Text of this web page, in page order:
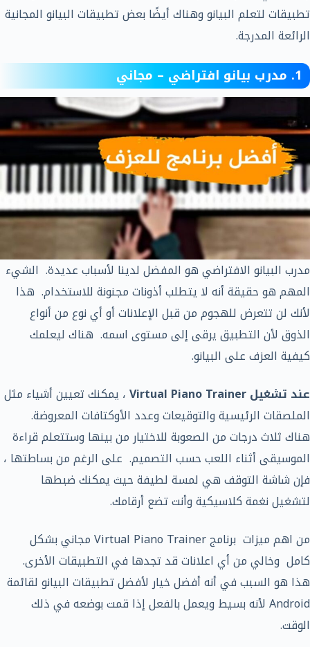
تطبيقات لتعلم البيانو وهناك أيضًا بعض تطبيقات البيانو المجانية
الرائعة المدرجة.
1. مدرب بيانو افتراضي – مجاني
مدرب البيانو الافتراضي هو المفضل لدينا لأسباب عديدة. الشيء
المهم هو حقيقة أنه لا يتطلب أذونات مجنونة للاستخدام. هذا
لأنك لن تتعرض للهجوم من قبل الإعلانات أو أي نوع من أنواع
الذوق لأن التطبيق يرقى إلى مستوى اسمه. هناك ليعلمك
كيفية العزف على البيانو.
عند تشغيل Virtual Piano Trainer
، يمكنك تعيين أشياء مثل
الملصقات الرئيسية والتوقيعات وعدد الأوكتافات المعروضة.
هناك ثلاث درجات من الصعوبة للاختيار من بينها وستتعلم قراءة
الموسيقى أثناء اللعب حسب التصميم. على الرغم من بساطتها ،
فإن شاشة التوقف هي لمسة لطيفة حيث يمكنك ضبطها
لتشغيل نغمة كلاسيكية وأنت تضع أرقامك.
من اهم ميزات برنامج Virtual Piano Trainer مجاني بشكل
كامل وخالي من أي اعلانات قد تجدها في التطبيقات الأخرى.
هذا هو السبب في أنه أفضل خيار لأفضل تطبيقات البيانو لقائمة
Android لأنه بسيط ويعمل بالفعل إذا قمت بوضعه في ذلك
الوقت.